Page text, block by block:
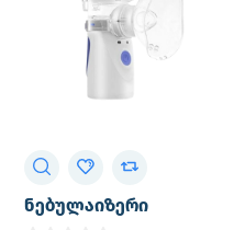
ნებულაიზერი